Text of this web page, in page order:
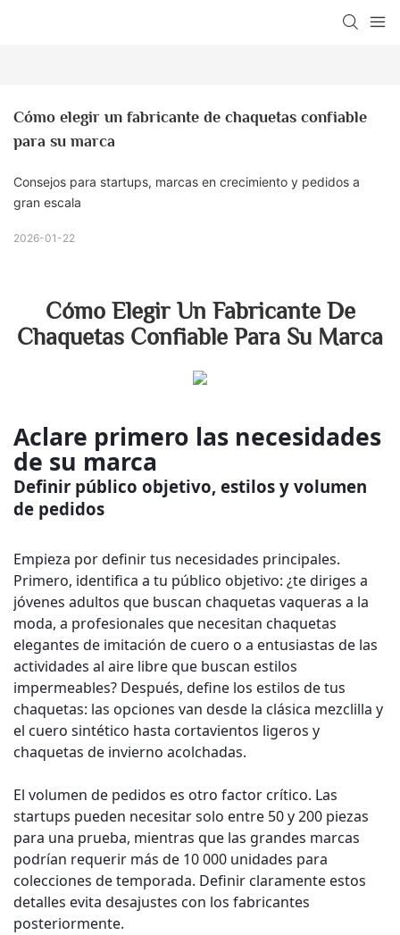
Cómo elegir un fabricante de chaquetas confiable
para su marca
Consejos para startups, marcas en crecimiento y pedidos a
gran escala
2026-01-22
Cómo Elegir Un Fabricante De
Chaquetas Confiable Para Su Marca
Aclare primero las necesidades
de su marca
Definir público objetivo, estilos y volumen
de pedidos
Empieza por definir tus necesidades principales.
Primero, identifica a tu público objetivo: ¿te diriges a
jóvenes adultos que buscan chaquetas vaqueras a la
moda, a profesionales que necesitan chaquetas
elegantes de imitación de cuero o a entusiastas de las
actividades al aire libre que buscan estilos
impermeables? Después, define los estilos de tus
chaquetas: las opciones van desde la clásica mezclilla y
el cuero sintético hasta cortavientos ligeros y
chaquetas de invierno acolchadas.
El volumen de pedidos es otro factor crítico. Las
startups pueden necesitar solo entre 50 y 200 piezas
para una prueba, mientras que las grandes marcas
podrían requerir más de 10 000 unidades para
colecciones de temporada. Definir claramente estos
detalles evita desajustes con los fabricantes
posteriormente.